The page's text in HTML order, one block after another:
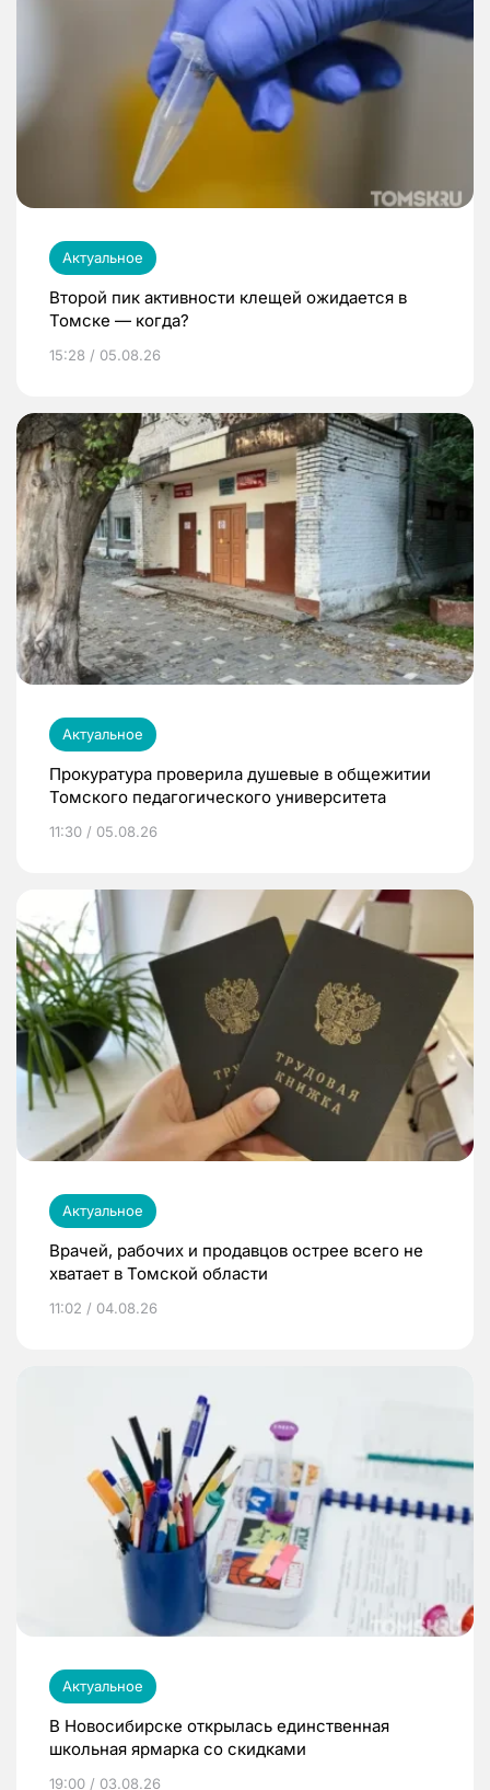
Актуальное
Второй пик активности клещей ожидается в
Томске — когда?
15:28 / 05.08.26
Актуальное
Прокуратура проверила душевые в общежитии
Томского педагогического университета
11:30 / 05.08.26
Актуальное
Врачей, рабочих и продавцов острее всего не
хватает в Томской области
11:02 / 04.08.26
Актуальное
В Новосибирске открылась единственная
школьная ярмарка со скидками
19:00 / 03.08.26